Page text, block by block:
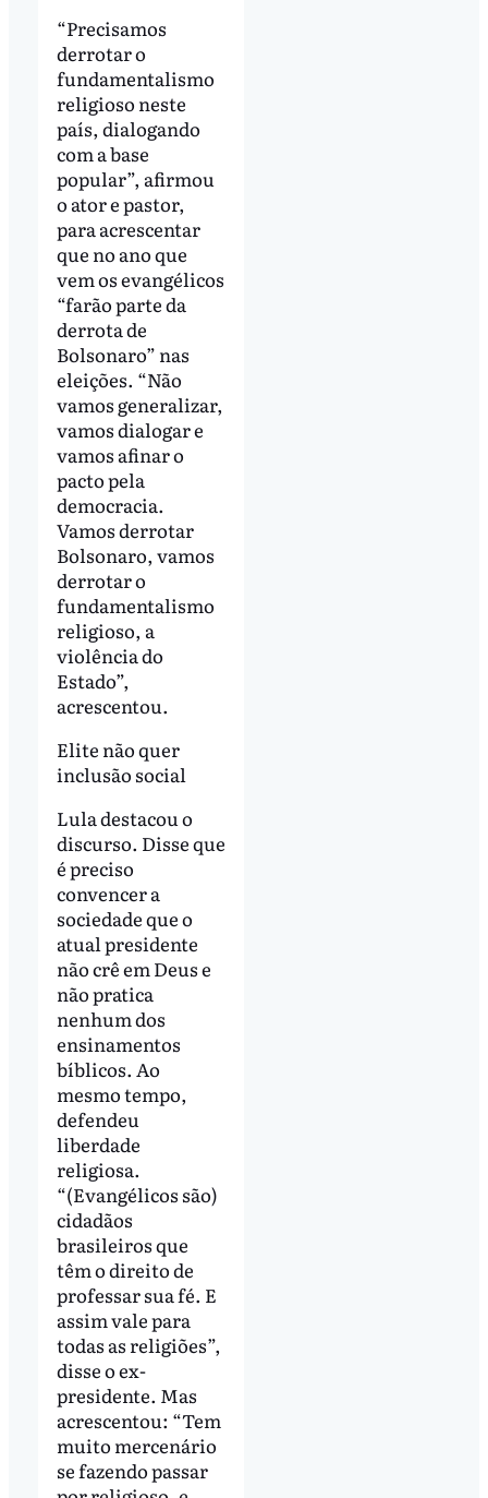
“Precisamos
derrotar o
fundamentalismo
religioso neste
país, dialogando
com a base
popular”, afirmou
o ator e pastor,
para acrescentar
que no ano que
vem os evangélicos
“farão parte da
derrota de
Bolsonaro” nas
eleições. “Não
vamos generalizar,
vamos dialogar e
vamos afinar o
pacto pela
democracia.
Vamos derrotar
Bolsonaro, vamos
derrotar o
fundamentalismo
religioso, a
violência do
Estado”,
acrescentou.
Elite não quer
inclusão social
Lula destacou o
discurso. Disse que
é preciso
convencer a
sociedade que o
atual presidente
não crê em Deus e
não pratica
nenhum dos
ensinamentos
bíblicos. Ao
mesmo tempo,
defendeu
liberdade
religiosa.
“(Evangélicos são)
cidadãos
brasileiros que
têm o direito de
professar sua fé. E
assim vale para
todas as religiões”,
disse o ex-
presidente. Mas
acrescentou: “Tem
muito mercenário
se fazendo passar